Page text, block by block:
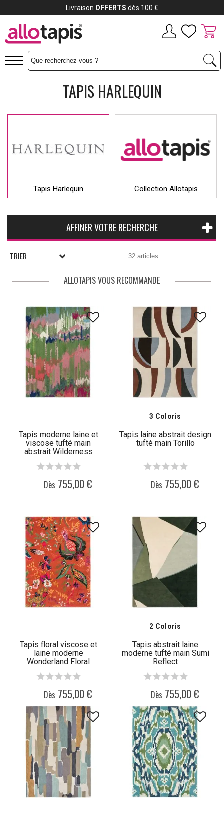
TAPIS HARLEQUIN
Tapis Harlequin Collection Allotapis
AFFINER VOTRE RECHERCHE
TRIER 32 articles.
ALLOTAPIS VOUS RECOMMANDE
Tapis moderne laine et
viscose tufté main
abstrait Wilderness
Dès 755,00 €
3 Coloris
Tapis laine abstrait design
tufté main Torillo
Dès 755,00 €
Tapis floral viscose et
laine moderne
Wonderland Floral
Dès 755,00 €
2 Coloris
Tapis abstrait laine
moderne tufté main Sumi
Reflect
Dès 755,00 €
Livraison OFFERTS dès 100 €